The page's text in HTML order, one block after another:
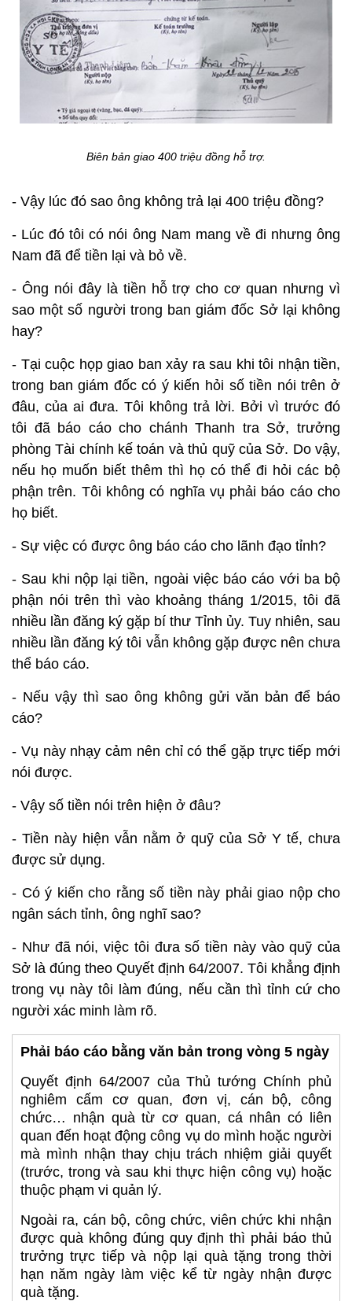
Biên bản giao 400 triệu đồng hỗ trợ.
- Vậy lúc đó sao ông không trả lại 400 triệu đồng?
- Lúc đó tôi có nói ông Nam mang về đi nhưng ông
Nam đã để tiền lại và bỏ về.
- Ông nói đây là tiền hỗ trợ cho cơ quan nhưng vì
sao một số người trong ban giám đốc Sở lại không
hay?
- Tại cuộc họp giao ban xảy ra sau khi tôi nhận tiền,
trong ban giám đốc có ý kiến hỏi số tiền nói trên ở
đâu, của ai đưa. Tôi không trả lời. Bởi vì trước đó
tôi đã báo cáo cho chánh Thanh tra Sở, trưởng
phòng Tài chính kế toán và thủ quỹ của Sở. Do vậy,
nếu họ muốn biết thêm thì họ có thể đi hỏi các bộ
phận trên. Tôi không có nghĩa vụ phải báo cáo cho
họ biết.
- Sự việc có được ông báo cáo cho lãnh đạo tỉnh?
- Sau khi nộp lại tiền, ngoài việc báo cáo với ba bộ
phận nói trên thì vào khoảng tháng 1/2015, tôi đã
nhiều lần đăng ký gặp bí thư Tỉnh ủy. Tuy nhiên, sau
nhiều lần đăng ký tôi vẫn không gặp được nên chưa
thể báo cáo.
- Nếu vậy thì sao ông không gửi văn bản để báo
cáo?
- Vụ này nhạy cảm nên chỉ có thể gặp trực tiếp mới
nói được.
- Vậy số tiền nói trên hiện ở đâu?
- Tiền này hiện vẫn nằm ở quỹ của Sở Y tế, chưa
được sử dụng.
- Có ý kiến cho rằng số tiền này phải giao nộp cho
ngân sách tỉnh, ông nghĩ sao?
- Như đã nói, việc tôi đưa số tiền này vào quỹ của
Sở là đúng theo Quyết định 64/2007. Tôi khẳng định
trong vụ này tôi làm đúng, nếu cần thì tỉnh cứ cho
người xác minh làm rõ.
Phải báo cáo bằng văn bản trong vòng 5 ngày
Quyết định 64/2007 của Thủ tướng Chính phủ
nghiêm cấm cơ quan, đơn vị, cán bộ, công
chức… nhận quà từ cơ quan, cá nhân có liên
quan đến hoạt động công vụ do mình hoặc người
mà mình nhận thay chịu trách nhiệm giải quyết
(trước, trong và sau khi thực hiện công vụ) hoặc
thuộc phạm vi quản lý.
Ngoài ra, cán bộ, công chức, viên chức khi nhận
được quà không đúng quy định thì phải báo thủ
trưởng trực tiếp và nộp lại quà tặng trong thời
hạn năm ngày làm việc kể từ ngày nhận được
quà tặng.